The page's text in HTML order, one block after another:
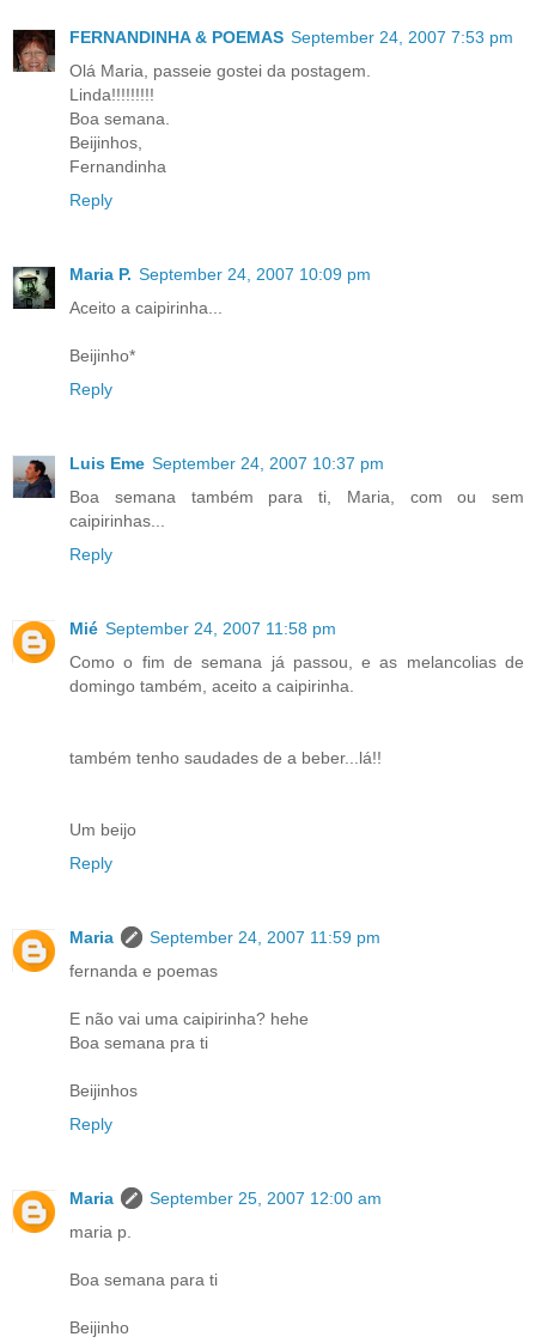
FERNANDINHA & POEMAS September 24, 2007 7:53 pm
Olá Maria, passeie gostei da postagem.
Linda!!!!!!!!!
Boa semana.
Beijinhos,
Fernandinha
Reply
Maria P. September 24, 2007 10:09 pm
Aceito a caipirinha...
Beijinho*
Reply
Luis Eme September 24, 2007 10:37 pm
Boa semana também para ti, Maria, com ou sem
caipirinhas...
Reply
Mié September 24, 2007 11:58 pm
Como o fim de semana já passou, e as melancolias de
domingo também, aceito a caipirinha.
também tenho saudades de a beber...lá!!
Um beijo
Reply
Maria
September 24, 2007 11:59 pm
fernanda e poemas
E não vai uma caipirinha? hehe
Boa semana pra ti
Beijinhos
Reply
Maria
September 25, 2007 12:00 am
maria p.
Boa semana para ti
Beijinho